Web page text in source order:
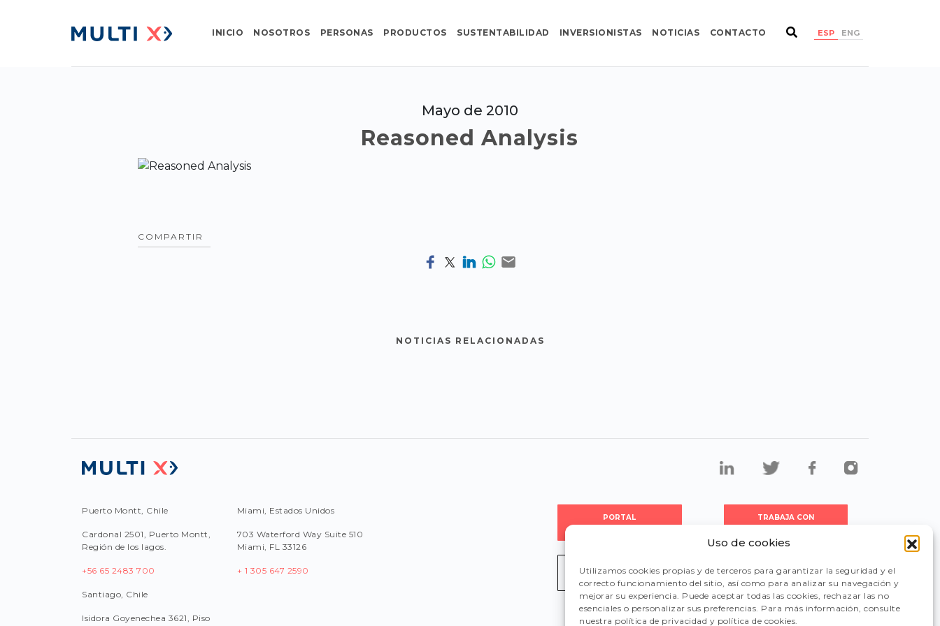
Uso de cookies
Utilizamos cookies propias y de terceros para garantizar la seguridad y el
correcto funcionamiento del sitio, así como para analizar su navegación y
mejorar su experiencia. Puede aceptar todas las cookies, rechazar las no
esenciales o personalizar sus preferencias. Para más información, consulte
nuestra política de privacidad y política de cookies.
INICIO NOSOTROS PERSONAS PRODUCTOS SUSTENTABILIDAD INVERSIONISTAS NOTICIAS CONTACTO ESP ENG
Mayo de 2010
Reasoned Analysis
COMPARTIR
NOTICIAS RELACIONADAS
Puerto Montt, Chile
Cardonal 2501, Puerto Montt,
Región de los lagos.
+56 65 2483 700
Santiago, Chile
Isidora Goyenechea 3621, Piso
Miami, Estados Unidos
703 Waterford Way Suite 510
Miami, FL 33126
+ 1 305 647 2590
PORTAL
PROVEEDORES
LEGISLACIÓN
TRABAJA CON
NOSOTROS
FAQ
CANAL DE DENUNCIAS